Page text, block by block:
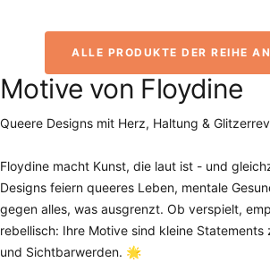
ALLE PRODUKTE DER REIHE
Motive von Floydine
Queere Designs mit Herz, Haltung &
Floydine macht Kunst, die laut ist - und
Designs feiern queeres Leben, mentale
gegen alles, was ausgrenzt. Ob verspielt,
rebellisch: Ihre Motive sind kleine Statements
und Sichtbarwerden. 🌟